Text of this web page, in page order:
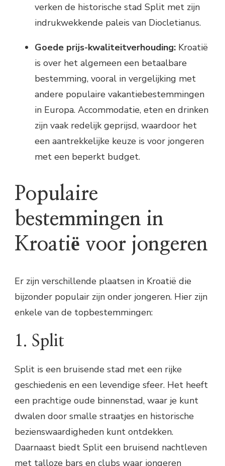
verken de historische stad Split met zijn
indrukwekkende paleis van Diocletianus.
Goede prijs-kwaliteitverhouding: Kroatië
is over het algemeen een betaalbare
bestemming, vooral in vergelijking met
andere populaire vakantiebestemmingen
in Europa. Accommodatie, eten en drinken
zijn vaak redelijk geprijsd, waardoor het
een aantrekkelijke keuze is voor jongeren
met een beperkt budget.
Populaire
bestemmingen in
Kroatië voor jongeren
Er zijn verschillende plaatsen in Kroatië die
bijzonder populair zijn onder jongeren. Hier zijn
enkele van de topbestemmingen:
1. Split
Split is een bruisende stad met een rijke
geschiedenis en een levendige sfeer. Het heeft
een prachtige oude binnenstad, waar je kunt
dwalen door smalle straatjes en historische
bezienswaardigheden kunt ontdekken.
Daarnaast biedt Split een bruisend nachtleven
met talloze bars en clubs waar jongeren